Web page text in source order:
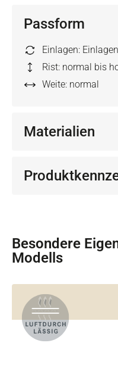
Passform
Einlagen:
Rist: normal bis
Weite: normal
Materialien
Besondere
Modells